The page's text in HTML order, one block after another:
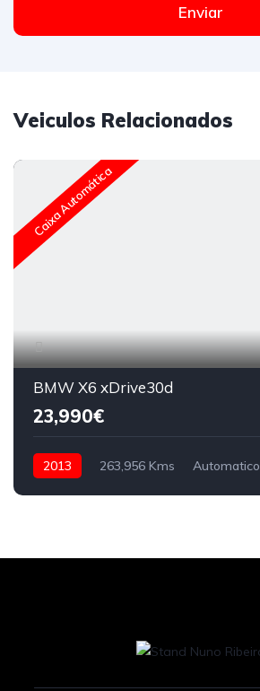
Enviar
Veiculos Relacionados
Caixa Automática
BMW X6 xDrive30d
23,990€
2013 263,956 Kms Automatico